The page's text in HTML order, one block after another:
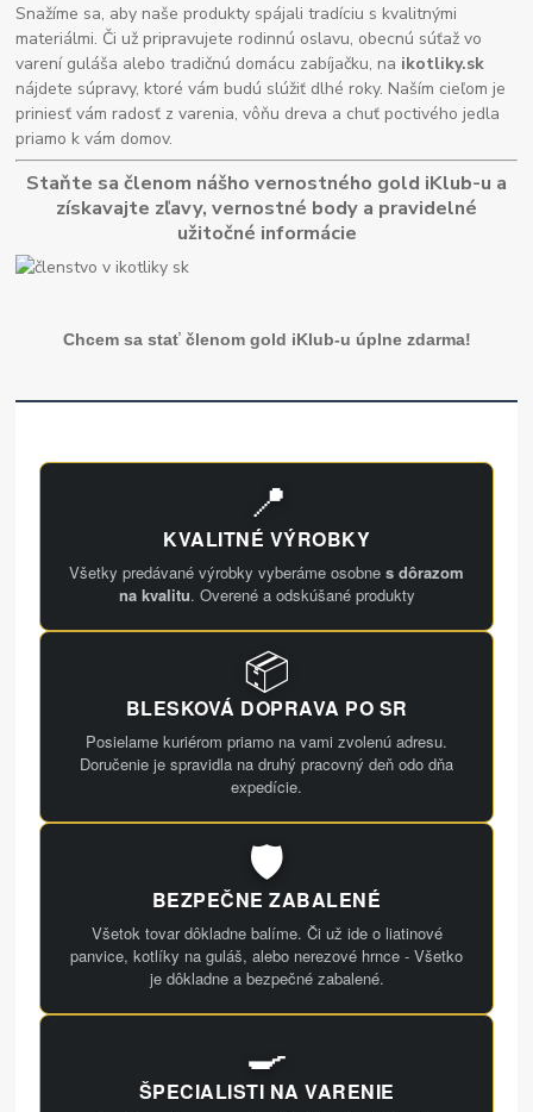
Snažíme sa, aby naše produkty spájali tradíciu s kvalitnými
materiálmi. Či už pripravujete rodinnú oslavu, obecnú súťaž vo
varení guláša alebo tradičnú domácu zabíjačku, na ikotliky.sk
nájdete súpravy, ktoré vám budú slúžiť dlhé roky. Naším cieľom je
priniesť vám radosť z varenia, vôňu dreva a chuť poctivého jedla
priamo k vám domov.
Staňte sa členom nášho vernostného gold iKlub-u a
získavajte zľavy, vernostné body a pravidelné
užitočné informácie
Chcem sa stať členom gold iKlub-u úplne zdarma!
📍
KVALITNÉ VÝROBKY
Všetky predávané výrobky vyberáme osobne s dôrazom
na kvalitu. Overené a odskúšané produkty
📦
BLESKOVÁ DOPRAVA PO SR
Posielame kuriérom priamo na vami zvolenú adresu.
Doručenie je spravidla na druhý pracovný deň odo dňa
expedície.
🛡️
BEZPEČNE ZABALENÉ
Všetok tovar dôkladne balíme. Či už ide o liatinové
panvice, kotlíky na guláš, alebo nerezové hrnce - Všetko
je dôkladne a bezpečné zabalené.
🍳
ŠPECIALISTI NA VARENIE